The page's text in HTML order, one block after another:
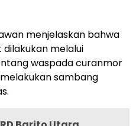
menjelaskan bahwa
melalui
waspada curanmor
sambang